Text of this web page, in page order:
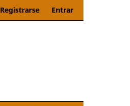
Registrarse Entrar